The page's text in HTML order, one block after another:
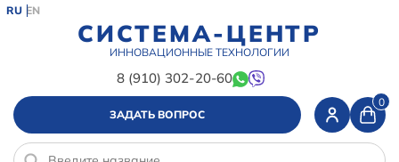
СИСТЕМА-ЦЕНТР
ИННОВАЦИОННЫЕ ТЕХНОЛОГИИ
8 (910) 302-20-60
RU EN
ЗАДАТЬ ВОПРОС
0